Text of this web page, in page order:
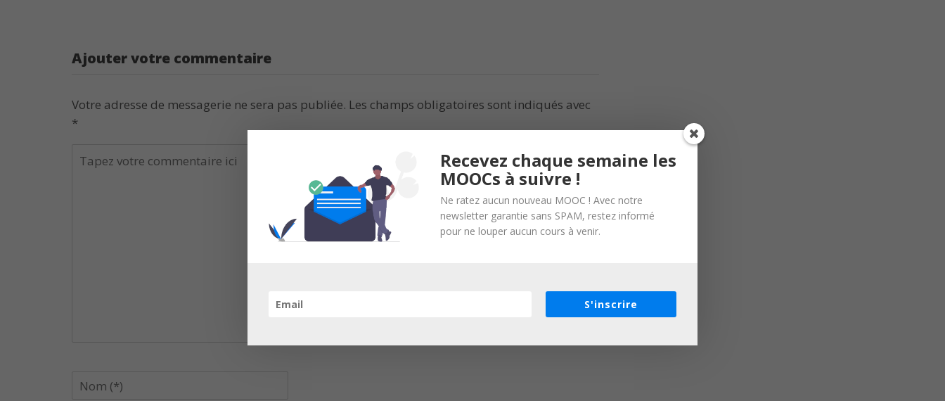
Ajouter votre commentaire
Votre adresse de messagerie ne sera pas publiée. Les champs obligatoires sont indiqués avec
*
Recevez chaque semaine les
MOOCs à suivre !
Ne ratez aucun nouveau MOOC ! Avec notre
newsletter garantie sans SPAM, restez informé
pour ne louper aucun cours à venir.
S'inscrire